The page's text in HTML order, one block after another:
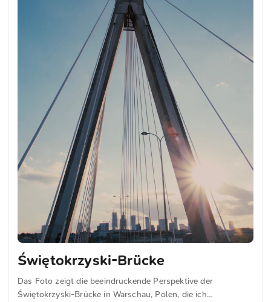
Świętokrzyski-Brücke
Das Foto zeigt die beeindruckende Perspektive der
Świętokrzyski-Brücke in Warschau, Polen, die ich